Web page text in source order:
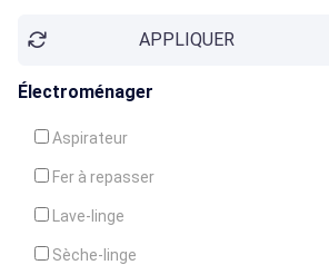
Congélateur
APPLIQUER
Électroménager
Aspirateur
Fer à repasser
Lave-linge
Sèche-linge